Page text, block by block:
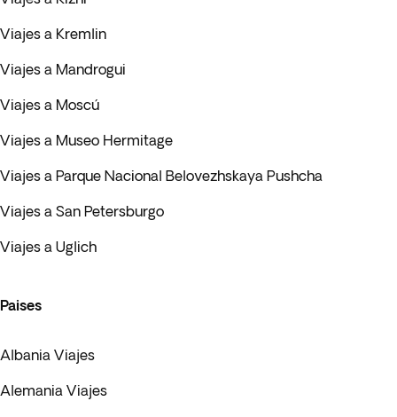
Viajes a Kremlin
Viajes a Mandrogui
Viajes a Moscú
Viajes a Museo Hermitage
Viajes a Parque Nacional Belovezhskaya Pushcha
Viajes a San Petersburgo
Viajes a Uglich
Paises
Albania Viajes
Alemania Viajes